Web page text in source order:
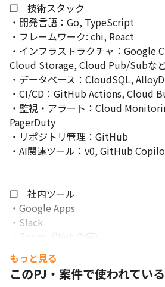
❐　技術スタック
・開発言語：Go, TypeScript
・フレームワーク: chi, React
・インフラストラクチャ：Google
Cloud Storage, Cloud Pub/Subな
・データベース：CloudSQL,
・CI/CD：GitHub Actions, Cloud
・監視・アラート：Cloud
PagerDuty
・リポジトリ管理：GitHub
・AI関連ツール：v0, GitHub
❐　社内ツール
・Google Apps
・Slack
・Zoom（Web会議）
・GitHub
・Docker（仮想化技術）など
SaaS企業として社内ではモダンな
もっと見る
このPJ・案件で使われてい